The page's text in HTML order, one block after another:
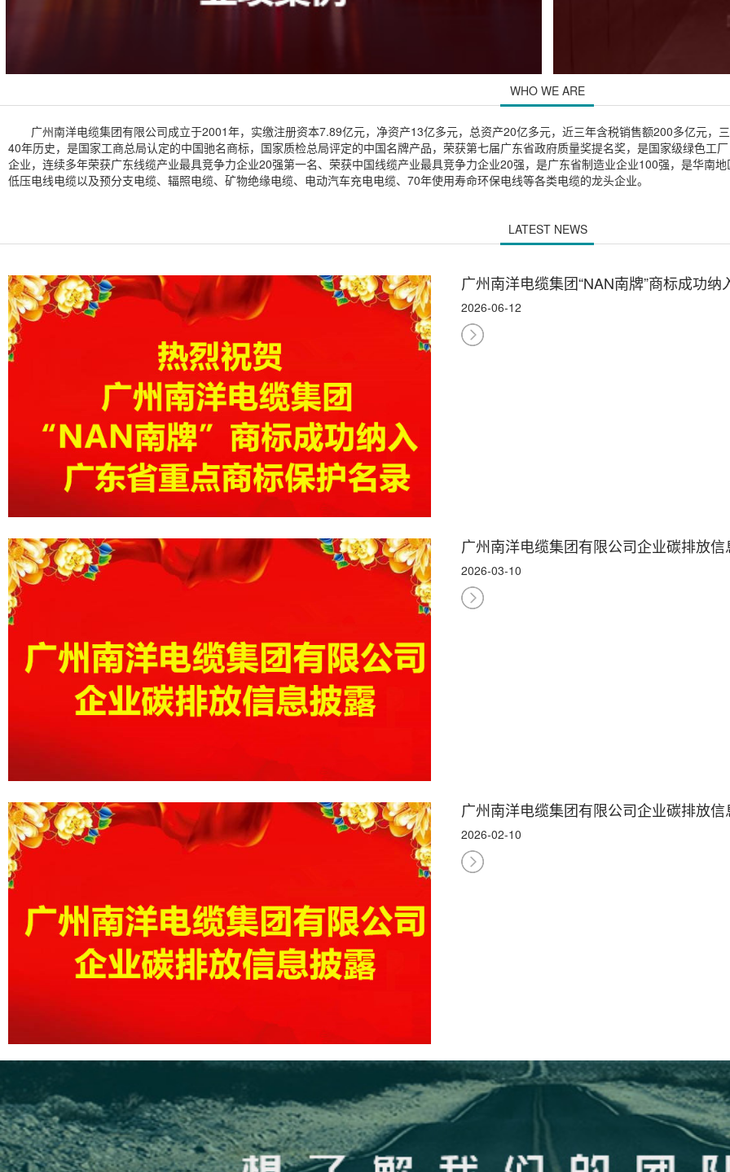
WHO WE ARE
广州南洋电缆集团有限公司成立于2001年，实缴注册资本7.89亿元，净资产13亿多元，总资产20亿多元，近三年含税销售额200多亿元，
40年历史，是国家工商总局认定的中国驰名商标，国家质检总局评定的中国名牌产品，荣获第七届广东省政府质量奖提名奖，是国家级绿色工
企业，连续多年荣获广东线缆产业最具竞争力企业20强第一名、荣获中国线缆产业最具竞争力企业20强，是广东省制造业企业100强，是华南
低压电线电缆以及预分支电缆、辐照电缆、矿物绝缘电缆、电动汽车充电电缆、70年使用寿命环保电线等各类电缆的龙头企业。
LATEST NEWS
广州南洋电缆集团“NAN南牌”商标成功
2026-06-12
广州南洋电缆集团有限公司企业碳排放信
2026-03-10
广州南洋电缆集团有限公司企业碳排放信
2026-02-10